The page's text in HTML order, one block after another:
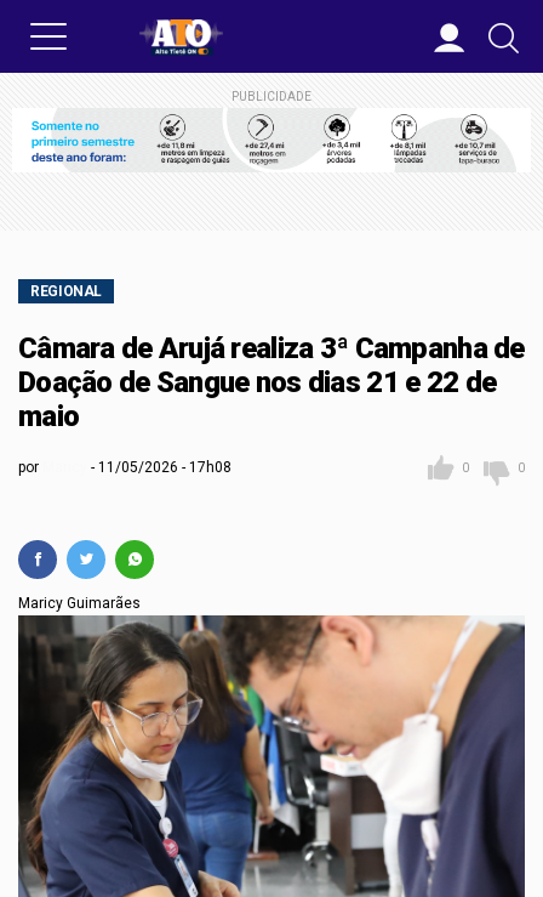
PUBLICIDADE
REGIONAL
Câmara de Arujá realiza 3ª Campanha de
Doação de Sangue nos dias 21 e 22 de
maio
por 11/05/2026 - 17h08 0 0
Maricy Guimarães